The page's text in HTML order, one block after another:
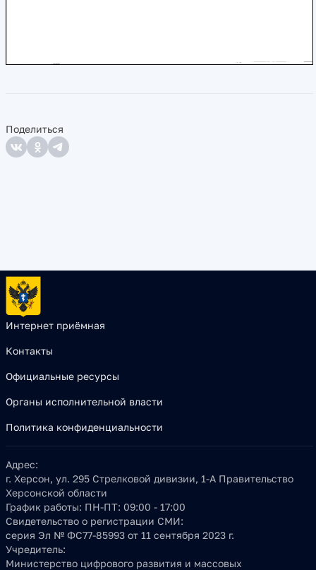
Поделиться
Интернет приёмная
Контакты
Официальные ресурсы
Органы исполнительной власти
Политика конфиденциальности
Адрес:
г. Херсон, ул. 295 Стрелковой дивизии, 1-А Правительство
Херсонской области
График работы: ПН-ПТ: 09:00 - 17:00
Свидетельство о регистрации СМИ:
серия Эл № ФС77-85993 от 11 сентября 2023 г.
Учредитель:
Министерство цифрового развития и массовых